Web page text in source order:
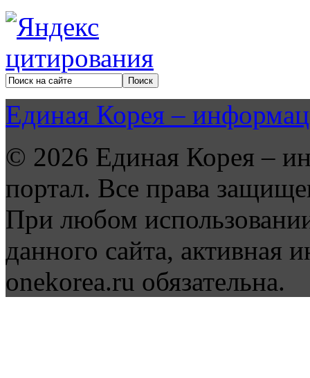
Единая Корея –
© 2026 Единая Корея –
портал. Все права
При любом
данного сайта, активная
onekorea.ru обязательна.